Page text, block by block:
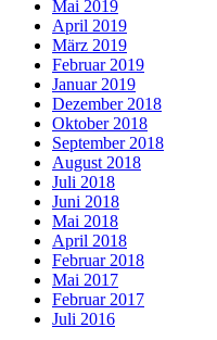
Mai 2019
April 2019
März 2019
Februar 2019
Januar 2019
Dezember 2018
Oktober 2018
September 2018
August 2018
Juli 2018
Juni 2018
Mai 2018
April 2018
Februar 2018
Mai 2017
Februar 2017
Juli 2016